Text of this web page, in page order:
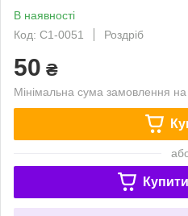
В наявності
Код: С1-0051
Роздріб
50 ₴
Мінімальна сума замовлення